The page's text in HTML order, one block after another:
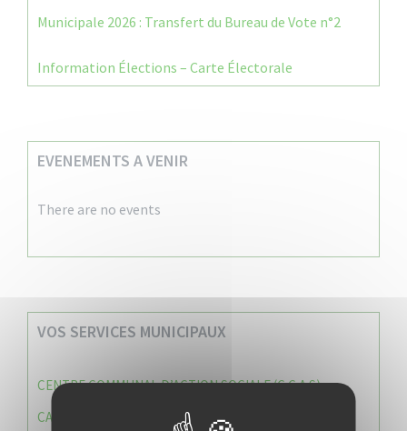
Municipale 2026 : Transfert du Bureau de Vote n°2
Information Élections – Carte Électorale
EVENEMENTS A VENIR
There are no events
VOS SERVICES MUNICIPAUX
CENTRE COMMUNAL D’ACTION SOCIALE (C.C.A.S)
CAISSE DES ÉCOLES